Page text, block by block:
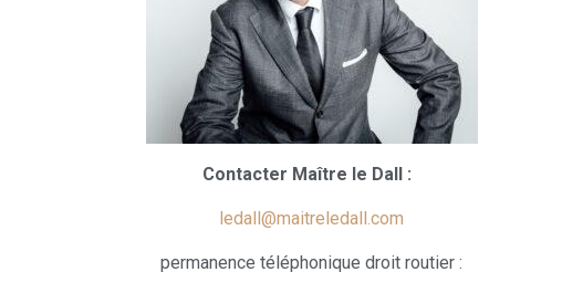
Contacter Maître le Dall :
ledall@maitreledall.com
permanence téléphonique droit routier :